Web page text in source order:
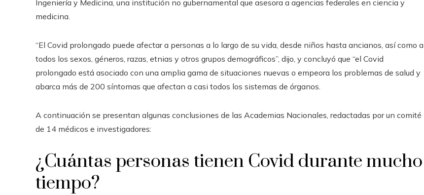
Ingeniería y Medicina, una institución no gubernamental que asesora a agencias federales en ciencia y
medicina.
“El Covid prolongado puede afectar a personas a lo largo de su vida, desde niños hasta ancianos, así como a
todos los sexos, géneros, razas, etnias y otros grupos demográficos”, dijo, y concluyó que “el Covid
prolongado está asociado con una amplia gama de situaciones nuevas o empeora los problemas de salud y
abarca más de 200 síntomas que afectan a casi todos los sistemas de órganos.
A continuación se presentan algunas conclusiones de las Academias Nacionales, redactadas por un comité
de 14 médicos e investigadores:
¿Cuántas personas tienen Covid durante mucho
tiempo?